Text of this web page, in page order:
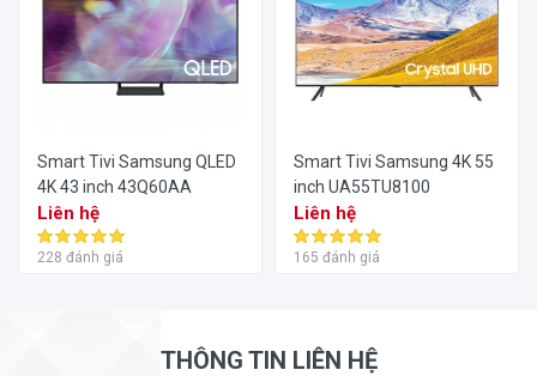
Smart Tivi Samsung QLED
4K 43 inch 43Q60AA
Liên hệ
228 đánh giá
Smart Tivi Samsung 4K 55
inch UA55TU8100
Liên hệ
165 đánh giá
THÔNG TIN LIÊN HỆ